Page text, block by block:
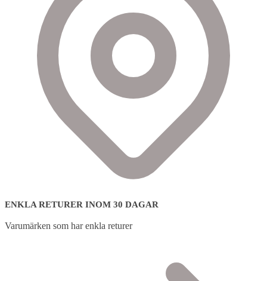
ENKLA RETURER INOM 30 DAGAR
Varumärken som har enkla returer